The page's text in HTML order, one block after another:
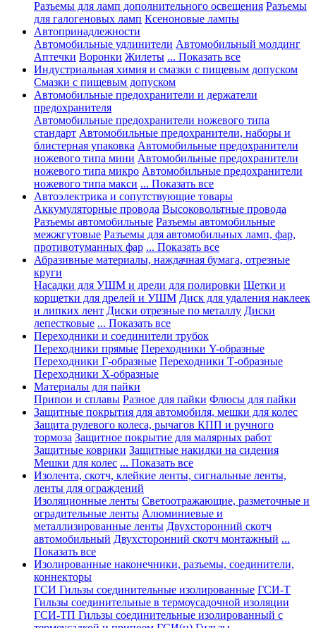
Разъемы для ламп дополнительного освещения Разъемы
для галогеновых ламп Ксеноновые лампы
Автопринадлежности
Автомобильные удлинители Автомобильный молдинг
Аптечки Воронки Жилеты ... Показать все
Индустриальная химия и смазки с пищевым допуском
Смазки с пищевым допуском
Автомобильные предохранители и держатели
предохранителя
Автомобильные предохранители ножевого типа
стандарт Автомобильные предохранители, наборы и
блистерная упаковка Автомобильные предохранители
ножевого типа мини Автомобильные предохранители
ножевого типа микро Автомобильные предохранители
ножевого типа макси ... Показать все
Автоэлектрика и сопутствующие товары
Аккумуляторные провода Высоковольтные провода
Разъемы автомобильные Разъемы автомобильные
межжгутовые Разъемы для автомобильных ламп, фар,
противотуманных фар ... Показать все
Абразивные материалы, наждачная бумага, отрезные
круги
Насадки для УШМ и дрели для полировки Щетки и
корщетки для дрелей и УШМ Диск для удаления наклеек
и липких лент Диски отрезные по металлу Диски
лепестковые ... Показать все
Переходники и соединители трубок
Переходники прямые Переходники Y-образные
Переходники Г-образные Переходники Т-образные
Переходники Х-образные
Материалы для пайки
Припои и сплавы Разное для пайки Флюсы для пайки
Защитные покрытия для автомобиля, мешки для колес
Защита рулевого колеса, рычагов КПП и ручного
тормоза Защитное покрытие для малярных работ
Защитные коврики Защитные накидки на сидения
Мешки для колес ... Показать все
Изолента, скотч, клейкие ленты, сигнальные ленты,
ленты для ограждений
Изоляционные ленты Светоотражающие, разметочные и
оградительные ленты Алюминиевые и
металлизированные ленты Двухсторонний скотч
автомобильный Двухсторонний скотч монтажный ...
Показать все
Изолированные наконечники, разъемы, соединители,
коннекторы
ГСИ Гильзы соединительные изолированные ГСИ-Т
Гильзы соединительные в термоусадочной изоляции
ГСИ-ТП Гильзы соединительные изолированный с